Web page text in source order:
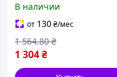
(металл, пластик, h-45см,
b-22см, d чаши-14см,
В наличии
от 130₴/мес
1 304₴
1 564.80 ₴